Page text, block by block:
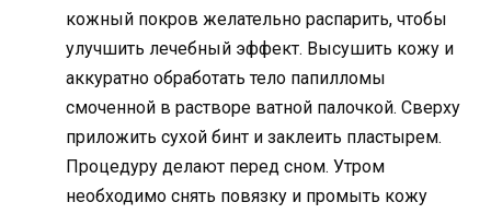
кожный покров желательно распарить, чтобы
улучшить лечебный эффект. Высушить кожу и
аккуратно обработать тело папилломы
смоченной в растворе ватной палочкой. Сверху
приложить сухой бинт и заклеить пластырем.
Процедуру делают перед сном. Утром
необходимо снять повязку и промыть кожу